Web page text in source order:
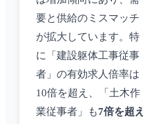
要と供給のミスマッチ
が拡大しています。特
に「建設躯体工事従事
者」の有効求人倍率は
10倍を超え、「土木作
業従事者」も7倍を超え